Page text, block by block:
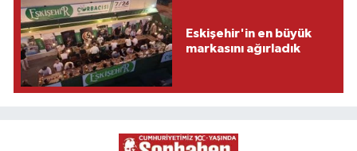
Eskişehir'in en büyük
markasını ağırladık